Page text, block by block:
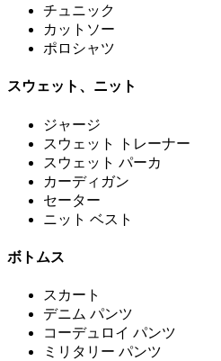
チュニック
カットソー
ポロシャツ
スウェット、ニット
ジャージ
スウェット トレーナー
スウェット パーカ
カーディガン
セーター
ニット ベスト
ボトムス
スカート
デニム パンツ
コーデュロイ パンツ
ミリタリー パンツ